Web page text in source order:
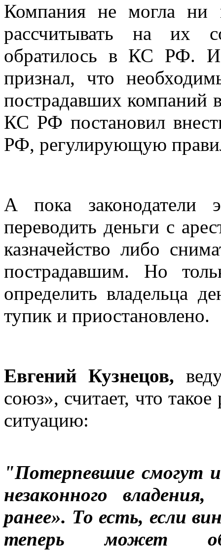
Компания не могла ни
рассчитывать на их
обратилось в КС РФ.
признал, что
пострадавших компаний
КС РФ постановил
РФ, регулирующую
А пока законодатели
переводить деньги с
казначейство либо
пострадавшим. Но
определить владельца
тупик и приостановлено.
Евгений Кузнецов,
союз», считает, что
ситуацию:
"Потерпевшие смогут
незаконного
ранее». То есть, если
теперь может